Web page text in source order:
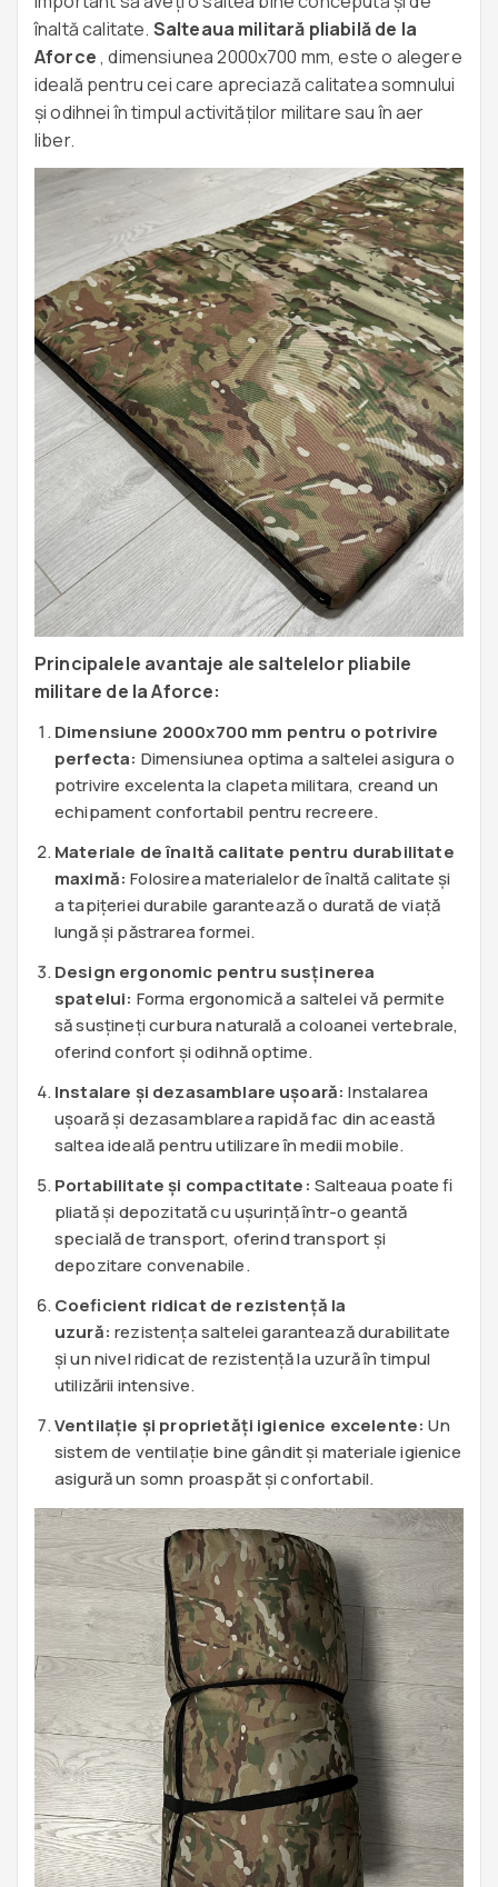
înaltă calitate. Salteaua militară pliabilă de la
Aforce, dimensiunea 2000x700 mm, este o alegere
ideală pentru cei care apreciază calitatea somnului
și odihnei în timpul activităților militare sau în aer
liber.
Principalele avantaje ale saltelelor pliabile
militare de la Aforce:
Dimensiune 2000x700 mm pentru o potrivire
perfecta: Dimensiunea optima a saltelei asigura o
potrivire excelenta la clapeta militara, creand un
echipament confortabil pentru recreere.
Materiale de înaltă calitate pentru durabilitate
maximă: Folosirea materialelor de înaltă calitate și
a tapițeriei durabile garantează o durată de viață
lungă și păstrarea formei.
Design ergonomic pentru susținerea
spatelui: Forma ergonomică a saltelei vă permite
să susțineți curbura naturală a coloanei vertebrale,
oferind confort și odihnă optime.
Instalare și dezasamblare ușoară: Instalarea
ușoară și dezasamblarea rapidă fac din această
saltea ideală pentru utilizare în medii mobile.
Portabilitate și compactitate: Salteaua poate fi
pliată și depozitată cu ușurință într-o geantă
specială de transport, oferind transport și
depozitare convenabile.
Coeficient ridicat de rezistență la
uzură: rezistența saltelei garantează durabilitate
și un nivel ridicat de rezistență la uzură în timpul
utilizării intensive.
Ventilație și proprietăți igienice excelente: Un
sistem de ventilație bine gândit și materiale igienice
asigură un somn proaspăt și confortabil.